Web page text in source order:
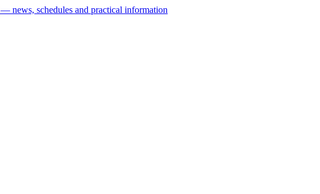
— news, schedules and practical information